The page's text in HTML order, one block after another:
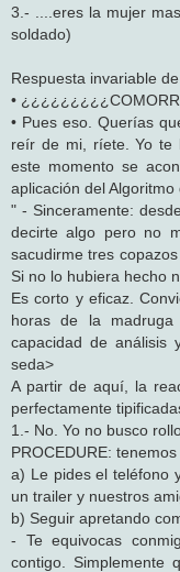
3.- ....eres la mujer
soldado)
Respuesta invariable
•
• Pues eso. Querías
reír de mi, ríete. Yo te
este momento se
aplicación del
" - Sinceramente:
decirte algo pero no
sacudirme tres
Si no lo hubiera hecho
Es corto y eficaz.
horas de la
capacidad de análisis
seda>
A partir de aquí, la
perfectamente
1.- No. Yo no busco
PROCEDURE:
a) Le pides el teléfono
un trailer y nuestros
b) Seguir apretando
- Te equivocas
contigo. Simplemente